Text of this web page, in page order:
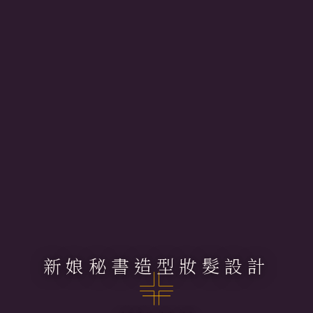
新娘秘書造型妝髮設計